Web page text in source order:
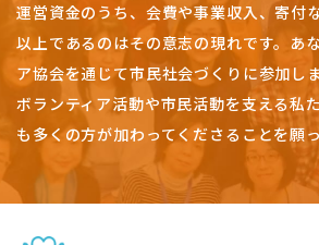
運営資金のうち、会費や事業収入、寄付
以上であるのはその意志の現れです。 あ
ア協会を通じて市民社会づくりに参加し
ボランティア活動や市民活動を支える私
も多くの方が加わってくださることを願